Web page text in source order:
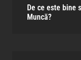
De ce este bine
Muncă?